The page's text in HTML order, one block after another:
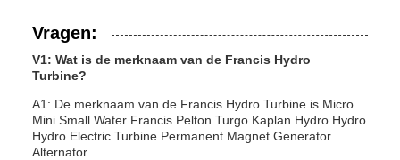
Vragen:
V1: Wat is de merknaam van de Francis Hydro
Turbine?
A1: De merknaam van de Francis Hydro Turbine is Micro
Mini Small Water Francis Pelton Turgo Kaplan Hydro Hydro
Hydro Electric Turbine Permanent Magnet Generator
Alternator.